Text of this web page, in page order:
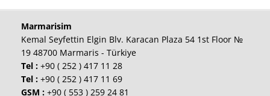
Marmarisim
Kemal Seyfettin Elgin Blv. Karacan Plaza 54 1st Floor №
19 48700 Marmaris - Türkiye
Tel : +90 ( 252 ) 417 11 28
Tel : +90 ( 252 ) 417 11 69
GSM : +90 ( 553 ) 259 24 81